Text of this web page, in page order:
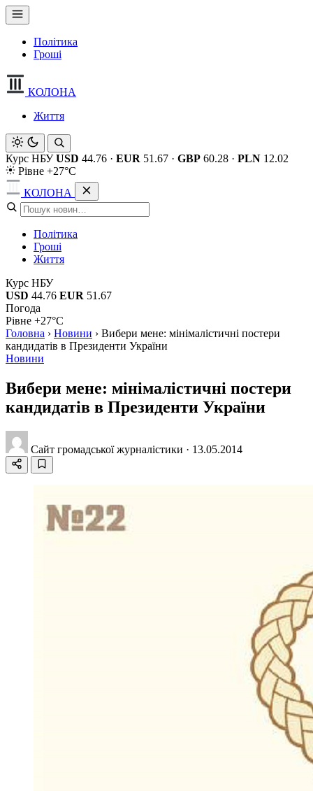
Політика
Гроші
КОЛОНА
Життя
Курс НБУ USD 44.76 · EUR 51.67 · GBP 60.28 · PLN 12.02
Рівне +27°C
КОЛОНА
Політика
Гроші
Життя
Курс НБУ
USD 44.76 EUR 51.67
Погода
Рівне +27°C
Головна › Новини › Вибери мене: мінімалістичні постери
кандидатів в Президенти України
Новини
Вибери мене: мінімалістичні постери
кандидатів в Президенти України
Сайт громадської журналістики · 13.05.2014